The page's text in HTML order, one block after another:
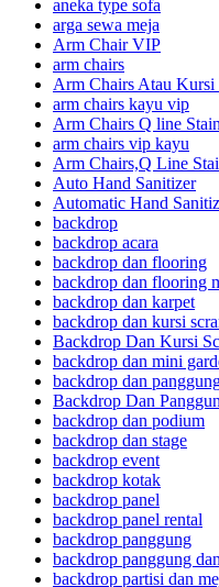
aneka type sofa
arga sewa meja
Arm Chair VIP
arm chairs
Arm Chairs Atau
arm chairs kayu vip
Arm Chairs Q line
arm chairs vip kayu
Arm Chairs,Q Line
Auto Hand Sanitizer
Automatic Hand
backdrop
backdrop acara
backdrop dan flooring
backdrop dan flooring
backdrop dan karpet
backdrop dan kursi
Backdrop Dan Kursi
backdrop dan mini
backdrop dan
Backdrop Dan
backdrop dan podium
backdrop dan stage
backdrop event
backdrop kotak
backdrop panel
backdrop panel rental
backdrop panggung
backdrop panggung
backdrop partisi dan